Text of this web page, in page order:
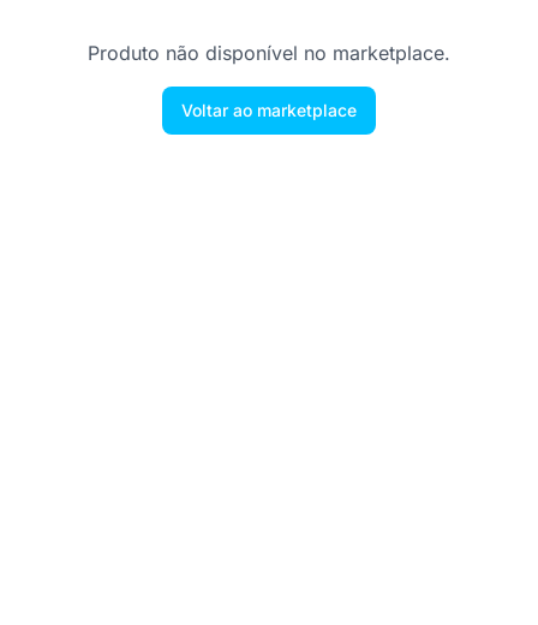
Produto não disponível no marketplace.
Voltar ao marketplace